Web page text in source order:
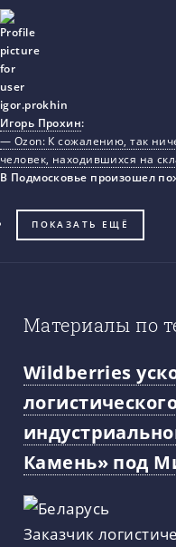
Игорь Прохин:
— Ozon: К сожалению, так
человек, находившихся на
В Подмосковье произошел
ПОКАЗАТЬ ЕЩЁ
Материалы по
Wildberries
Камень» под
Заказчик